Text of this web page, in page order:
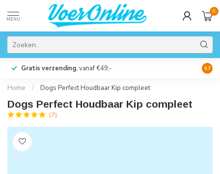
MENU
0
Gratis verzending, vanaf €49,- 9.7
Home / Dogs Perfect Houdbaar Kip compleet
Dogs Perfect Houdbaar Kip compleet
(7)